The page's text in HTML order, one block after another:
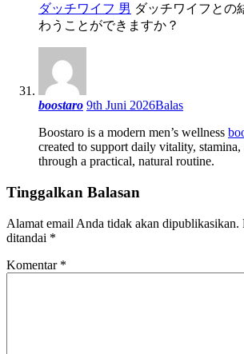
ダッチワイフ 男 ダッチワイフとの
わうことができますか？
boostaro 9th Juni 2026Balas
Boostaro is a modern men’s wellness
created to support daily vitality,
through a practical, natural routine.
Tinggalkan Balasan
Alamat email Anda tidak akan dipublikasikan.
ditandai *
Komentar *